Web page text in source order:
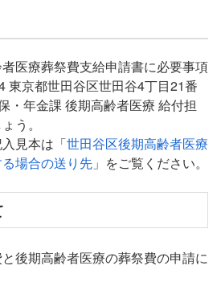
医療葬祭費支給申請書に必要事項
東京都世田谷区世田谷4丁目21番
・年金課 後期高齢者医療 給付担
う。
見本は「世田谷区後期高齢者医療
場合の送り先 」をご覧ください。
後期高齢者医療の葬祭費の申請に